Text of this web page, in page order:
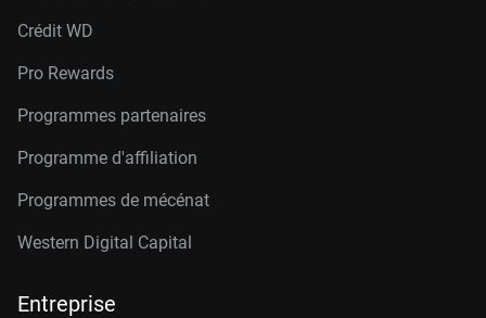
Crédit WD
Pro Rewards
Programmes partenaires
Programme d'affiliation
Programmes de mécénat
Western Digital Capital
Entreprise